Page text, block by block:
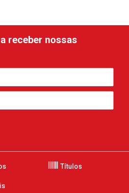
receber nossas
Títulos